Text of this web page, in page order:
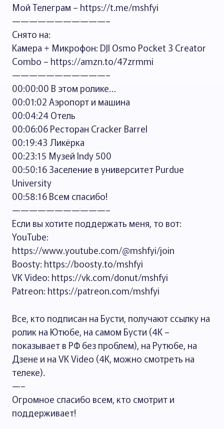
Мой Телеграм – https://t.me/mshfyi
———————————–
Снято на:
Камера + Микрофон: DJI Osmo Pocket 3 Creator
Combo – https://amzn.to/47zrmmi
———————————–
00:00:00 В этом ролике…
00:01:02 Аэропорт и машина
00:04:24 Отель
00:06:06 Ресторан Cracker Barrel
00:19:43 Ликёрка
00:23:15 Музей Indy 500
00:50:16 Заселение в университет Purdue
University
00:58:16 Всем спасибо!
———————————–
Если вы хотите поддержать меня, то вот:
YouTube:
https://www.youtube.com/@mshfyi/join
Boosty: https://boosty.to/mshfyi
VK Video: https://vk.com/donut/mshfyi
Patreon: https://patreon.com/mshfyi
Все, кто подписан на Бусти, получают ссылку на
ролик на Ютюбе, на самом Бусти (4К –
показывает в РФ без проблем), на Рутюбе, на
Дзене и на VK Video (4K, можно смотреть на
телеке).
—–
Огромное спасибо всем, кто смотрит и
поддерживает!